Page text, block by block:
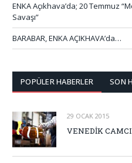
ENKA Açıkhava’da; 20 Temmuz
Savaşı”
BARABAR, ENKA AÇIKHAVA’da…
POPÜLER HABERLER SON
29 OCAK 2015
VENEDİK